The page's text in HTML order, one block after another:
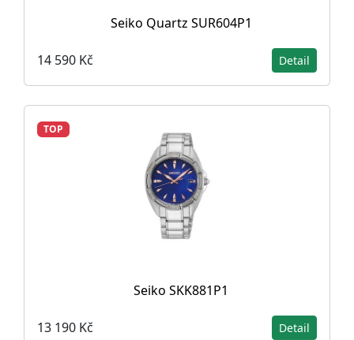
Seiko Quartz SUR604P1
14 590 Kč Detail
TOP
Seiko SKK881P1
13 190 Kč Detail